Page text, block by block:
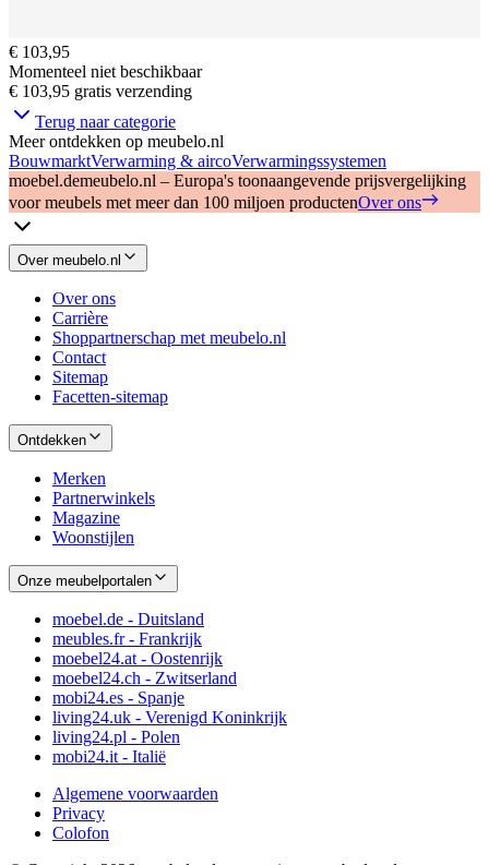
€ 103,95
Momenteel niet beschikbaar
€ 103,95 gratis verzending
Terug naar categorie
Meer ontdekken op meubelo.nl
BouwmarktVerwarming & aircoVerwarmingssystemen
moebel.demeubelo.nl – Europa's toonaangevende prijsvergelijking
voor meubels met meer dan 100 miljoen productenOver ons
Over meubelo.nl
Over ons
Carrière
Shoppartnerschap met meubelo.nl
Contact
Sitemap
Facetten-sitemap
Ontdekken
Merken
Partnerwinkels
Magazine
Woonstijlen
Onze meubelportalen
moebel.de - Duitsland
meubles.fr - Frankrijk
moebel24.at - Oostenrijk
moebel24.ch - Zwitserland
mobi24.es - Spanje
living24.uk - Verenigd Koninkrijk
living24.pl - Polen
mobi24.it - Italië
Algemene voorwaarden
Privacy
Colofon